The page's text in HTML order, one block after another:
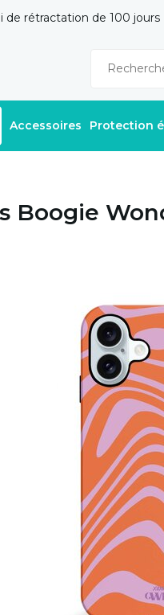
de rétractation de 100 jours
Accessoires Protection
Boogie